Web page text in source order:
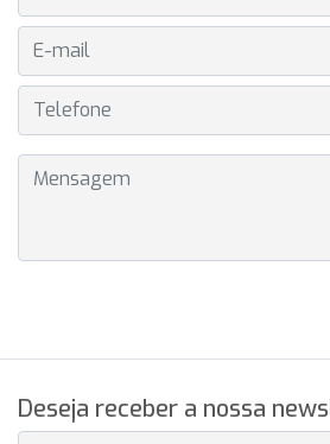
E-MAIL
TELEFONE
MENSAGEM
Deseja receber a nossa